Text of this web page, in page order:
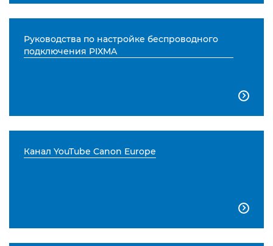
Руководства по настройке беспроводного
подключения PIXMA

Канал YouTube Canon Europe
